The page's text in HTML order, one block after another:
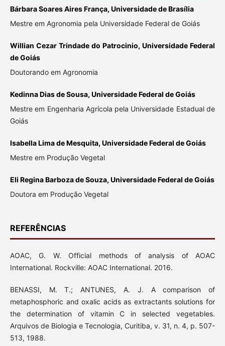
Bárbara Soares Aires França, Universidade de Brasília
Mestre em Agronomia pela Universidade Federal de Goiás
Willian Cezar Trindade do Patrocinio, Universidade Federal
de Goiás
Doutorando em Agronomia
Kedinna Dias de Sousa, Universidade Federal de Goiás
Mestre em Engenharia Agrícola pela Universidade Estadual de
Goiás
Isabella Lima de Mesquita, Universidade Federal de Goiás
Mestre em Produção Vegetal
Eli Regina Barboza de Souza, Universidade Federal de Goiás
Doutora em Produção Vegetal
REFERÊNCIAS
AOAC, G. W. Official methods of analysis of AOAC
International. Rockville: AOAC International. 2016.
BENASSI, M. T.; ANTUNES, A. J. A comparison of
metaphosphoric and oxalic acids as extractants solutions for
the determination of vitamin C in selected vegetables.
Arquivos de Biologia e Tecnologia, Curitiba, v. 31, n. 4, p. 507-
513, 1988.